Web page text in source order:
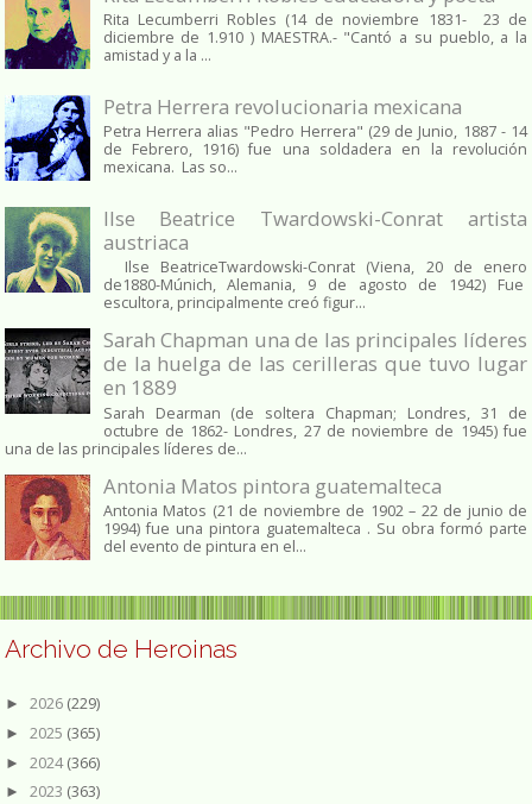
Rita Lecumberri Robles (14 de noviembre 1831- 23 de
diciembre de 1.910 ) MAESTRA.- "Cantó a su pueblo, a la
amistad y a la ...
Petra Herrera revolucionaria mexicana
Petra Herrera alias "Pedro Herrera" (29 de Junio, 1887 - 14
de Febrero, 1916) fue una soldadera en la revolución
mexicana. Las so...
Ilse Beatrice Twardowski-Conrat artista
austriaca
Ilse BeatriceTwardowski-Conrat (Viena, 20 de enero
de1880-Múnich, Alemania, 9 de agosto de 1942) Fue
escultora, principalmente creó figur...
Sarah Chapman una de las principales líderes
de la huelga de las cerilleras que tuvo lugar
en 1889
Sarah Dearman (de soltera Chapman; Londres, 31 de
octubre de 1862​- Londres, 27 de noviembre de 1945)​ fue
una de las principales líderes de...
Antonia Matos pintora guatemalteca
Antonia Matos (21 de noviembre de 1902 – 22 de junio de
1994) fue una pintora guatemalteca . Su obra formó parte
del evento de pintura en el...
Archivo de Heroinas
► 2026 (229)
► 2025 (365)
► 2024(366)
► 2023 (363)